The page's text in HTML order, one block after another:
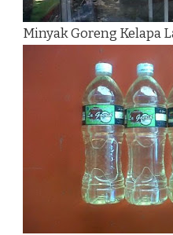
Minyak Goreng Kelapa